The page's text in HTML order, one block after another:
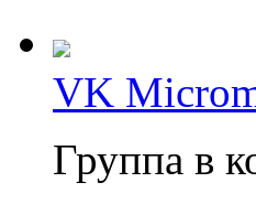
VK
Группа в